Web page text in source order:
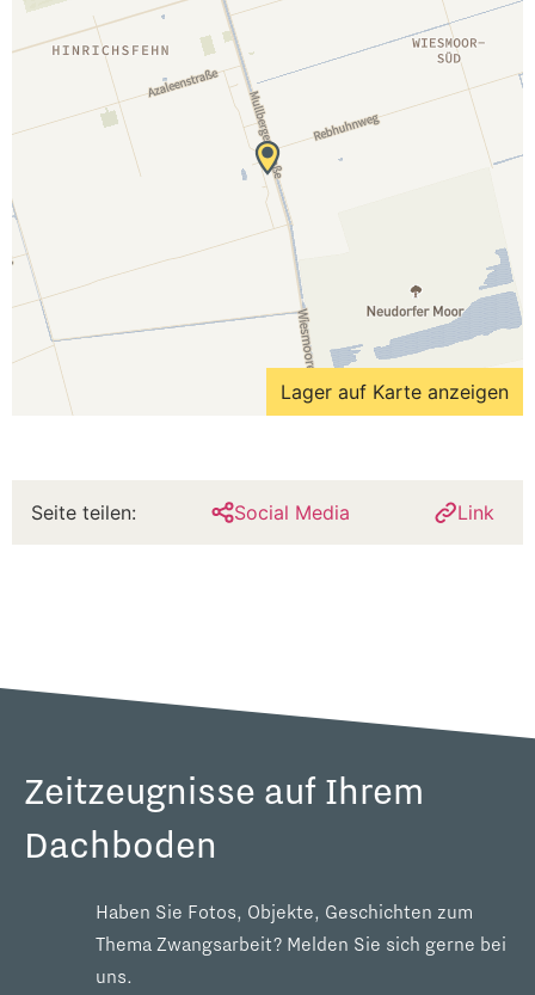
Lager auf Karte anzeigen
Seite teilen: Social Media Link
Zeitzeugnisse auf Ihrem
Dachboden
Haben Sie Fotos, Objekte, Geschichten zum
Thema Zwangsarbeit? Melden Sie sich gerne bei
uns.